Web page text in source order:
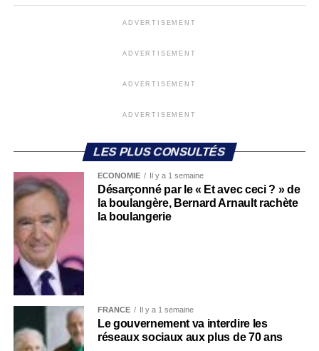
ADVERTISEMENT
ADVERTISEMENT
ADVERTISEMENT
ADVERTISEMENT
LES PLUS CONSULTÉS
ECONOMIE Il y a 1 semaine
Désarçonné par le « Et avec ceci ? » de
la boulangère, Bernard Arnault rachète
la boulangerie
FRANCE Il y a 1 semaine
Le gouvernement va interdire les
réseaux sociaux aux plus de 70 ans